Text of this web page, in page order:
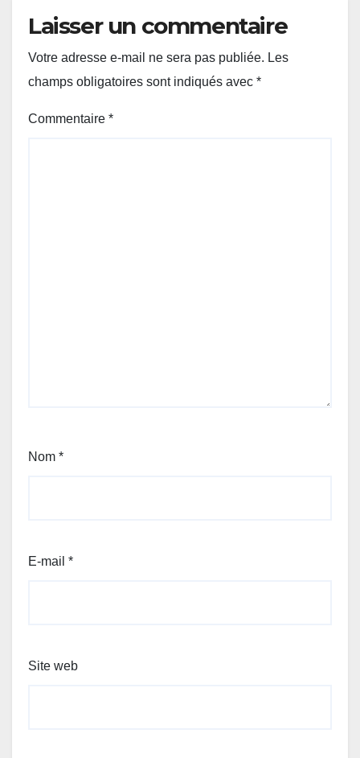
Laisser un commentaire
Votre adresse e-mail ne sera pas publiée. Les
champs obligatoires sont indiqués avec *
Commentaire *
Nom *
E-mail *
Site web